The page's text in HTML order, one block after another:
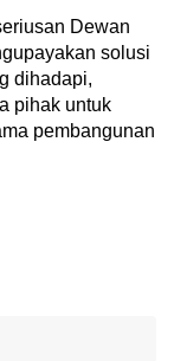
Dewan
solusi
dihadapi,
pihak untuk
pembangunan